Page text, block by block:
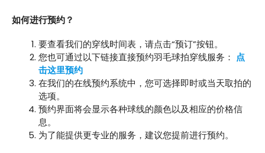
如何进行预约？
要查看我们的穿线时间表，请点击“预订”按钮。
您也可通过以下链接直接预约羽毛球拍穿线服务： 点
击这里预约
在我们的在线预约系统中，您可选择即时或当天取拍的
选项。
预约界面将会显示各种球线的颜色以及相应的价格信
息。
为了能提供更专业的服务，建议您提前进行预约。